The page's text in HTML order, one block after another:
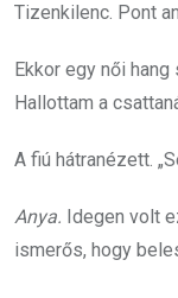
Tizenkilenc. Pont
Ekkor egy női
Hallottam a
A fiú hátranézett.
Anya. Idegen volt
ismerős, hogy